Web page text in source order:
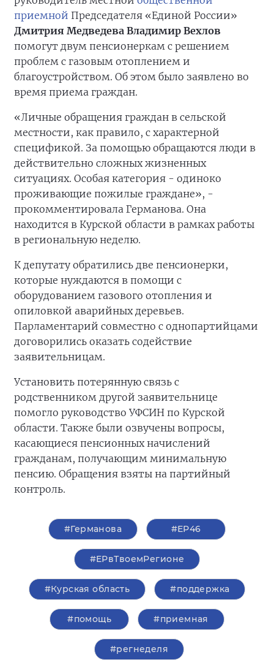
приемной Председателя «Единой России»
Дмитрия Медведева Владимир Вехлов
помогут двум пенсионеркам с решением
проблем с газовым отоплением и
благоустройством. Об этом было заявлено во
время приема граждан.
«Личные обращения граждан в сельской
местности, как правило, с характерной
спецификой. За помощью обращаются люди в
действительно сложных жизненных
ситуациях. Особая категория - одиноко
проживающие пожилые граждане», -
прокомментировала Германова. Она
находится в Курской области в рамках работы
в региональную неделю.
К депутату обратились две пенсионерки,
которые нуждаются в помощи с
оборудованием газового отопления и
опиловкой аварийных деревьев.
Парламентарий совместно с однопартийцами
договорились оказать содействие
заявительницам.
Установить потерянную связь с
родственником другой заявительнице
помогло руководство УФСИН по Курской
области. Также были озвучены вопросы,
касающиеся пенсионных начислений
гражданам, получающим минимальную
пенсию. Обращения взяты на партийный
контроль.
#Германова #ЕР46
#ЕРвТвоемРегионе
#Курская область #поддержка
#помощь #приемная
#регнеделя